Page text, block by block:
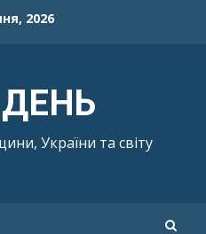
2026
України та світу